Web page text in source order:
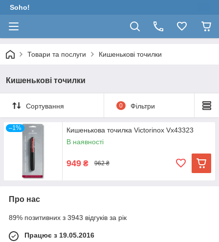
Soho!
Товари та послуги Кишенькові точилки
Кишенькові точилки
Сортування 0 Фільтри
–1%
Кишенькова точилка Victorinox Vx43323
В наявності
949 ₴ 962 ₴
Про нас
89% позитивних з 3943 відгуків за рік
Працює з 19.05.2016